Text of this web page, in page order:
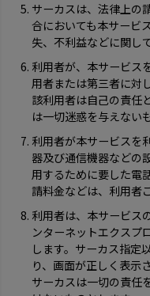
サーカスは、法律上の
合においても本サービ
失、不利益などに関し
利用者が、本サービス
用者または第三者に対
該利用者は自己の責任
は一切迷惑を与えない
利用者が本サービスを
器及び通信機器などの
用するために要した電
請料金などは、利用者
利用者は、本サービス
ンターネットエクスプ
します。サーカス指定
り、画面が正しく表示
サーカスは一切の責任